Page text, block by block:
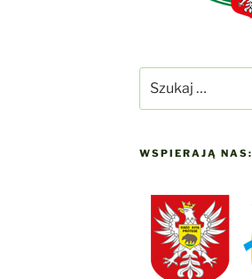
WSPIERAJĄ NAS: